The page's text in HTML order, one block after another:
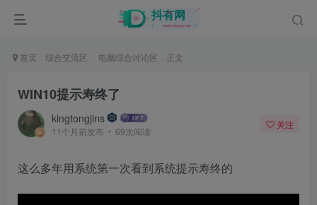
首页 综合交流区 电脑综合讨论区 正文
WIN10提示寿终了
kingtongjins
11个月前发布 69次阅读
关注
这么多年用系统第一次看到系统提示寿终的